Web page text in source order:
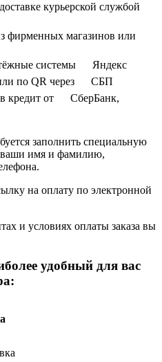
курьерской службой
фирменных магазинов или
системы
Яндекс
по QR через
СБП
кредит от
СберБанк,
заполнить специальную
ваши имя и фамилию,
на оплату по электронной
и условиях оплаты заказа вы
удобный для вас